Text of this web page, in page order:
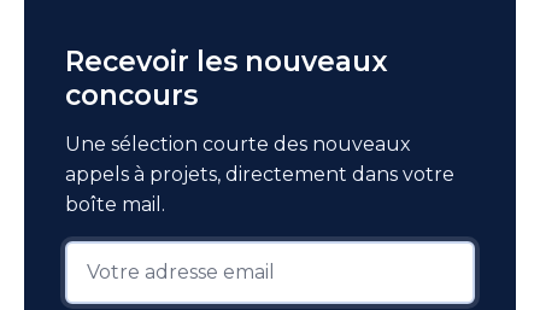
Recevoir les nouveaux
concours
Une sélection courte des nouveaux
appels à projets, directement dans votre
boîte mail.